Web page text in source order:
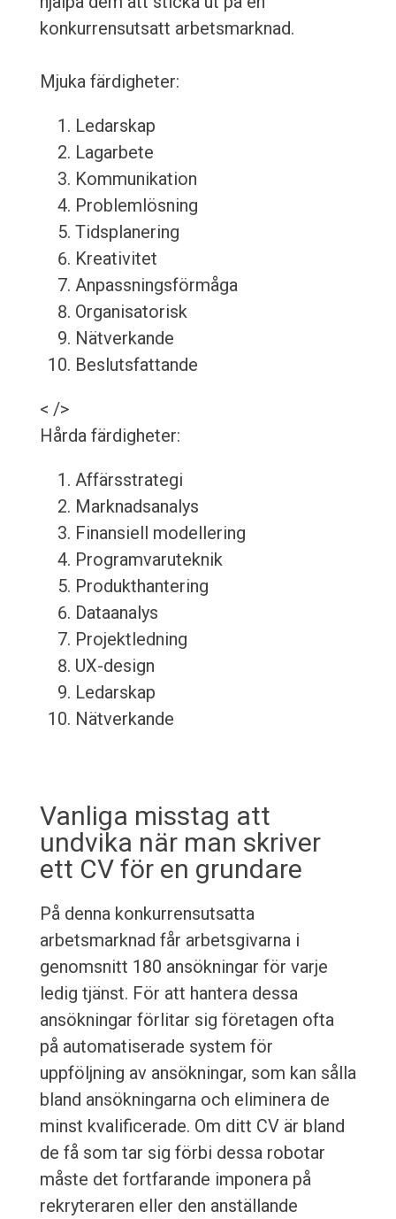
konkurrensutsatt arbetsmarknad.
Mjuka färdigheter:
Ledarskap
Lagarbete
Kommunikation
Problemlösning
Tidsplanering
Kreativitet
Anpassningsförmåga
Organisatorisk
Nätverkande
Beslutsfattande
< />
Hårda färdigheter:
Affärsstrategi
Marknadsanalys
Finansiell modellering
Programvaruteknik
Produkthantering
Dataanalys
Projektledning
UX-design
Ledarskap
Nätverkande
Vanliga misstag att
undvika när man skriver
ett CV för en grundare
På denna konkurrensutsatta
arbetsmarknad får arbetsgivarna i
genomsnitt 180 ansökningar för varje
ledig tjänst. För att hantera dessa
ansökningar förlitar sig företagen ofta
på automatiserade system för
uppföljning av ansökningar, som kan sålla
bland ansökningarna och eliminera de
minst kvalificerade. Om ditt CV är bland
de få som tar sig förbi dessa robotar
måste det fortfarande imponera på
rekryteraren eller den anställande